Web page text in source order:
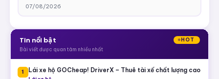
07/08/2026
Tin nổi bật
HOT
Bài viết được quan tâm nhiều nhất
1 Lái xe hộ GOCheap! DriverX – Thuê tài xế chất lượng cao